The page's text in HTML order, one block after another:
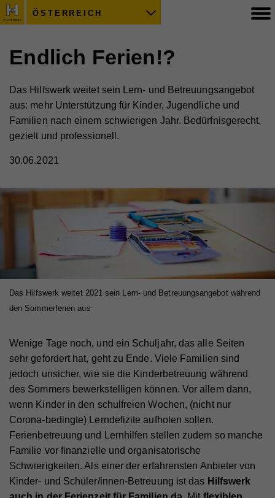
ÖSTERREICH
Endlich Ferien!?
Das Hilfswerk weitet sein Lern- und Betreuungsangebot
aus: mehr Unterstützung für Kinder, Jugendliche und
Familien nach einem schwierigen Jahr. Bedürfnisgerecht,
gezielt und professionell.
30.06.2021
Das Hilfswerk weitet 2021 sein Lern- und Betreuungsangebot während
den Sommerferien aus
Wenige Tage noch, und ein Schuljahr, das alle Seiten
sehr gefordert hat, geht zu Ende. Viele Familien sind
jedoch unsicher, wie sie die Kinderbetreuung während
des Sommers bewerkstelligen können. Vor allem dann,
wenn Kinder in den schulfreien Wochen, (nicht nur
Corona-bedingte) Lerndefizite aufholen sollen.
Ferienbetreuung und Lernhilfen stellen zudem so manche
Familie vor finanzielle und organisatorische
Schwierigkeiten. Als einer der erfahrensten Anbieter von
Kinder- und Schüler/innen-Betreuung ist das Hilfswerk